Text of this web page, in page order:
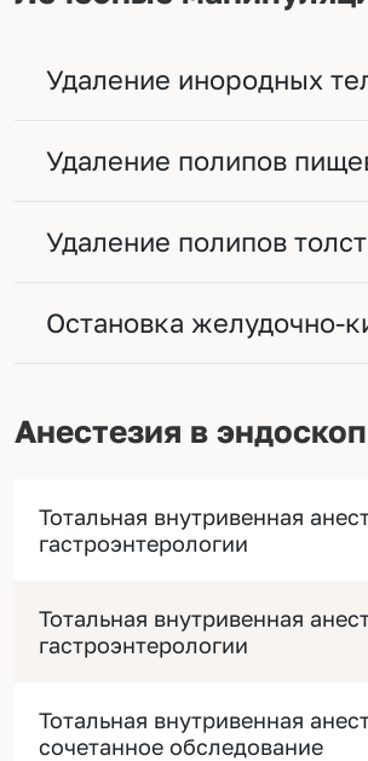
Удаление инородных
Удаление полипов
Удаление полипов
Остановка желудочно-
Анестезия в
Тотальная внутривенная
гастроэнтерологии
Тотальная внутривенная
гастроэнтерологии
Тотальная внутривенная
сочетанное обследование